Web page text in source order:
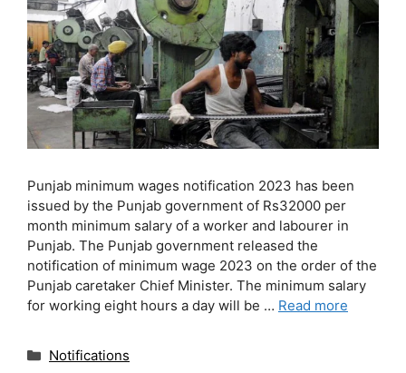
Punjab minimum wages notification 2023 has been
issued by the Punjab government of Rs32000 per
month minimum salary of a worker and labourer in
Punjab. The Punjab government released the
notification of minimum wage 2023 on the order of the
Punjab caretaker Chief Minister. The minimum salary
for working eight hours a day will be … Read more
Categories
Notifications